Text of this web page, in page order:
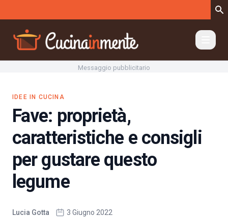
Messaggio pubblicitario
IDEE IN CUCINA
Fave: proprietà,
caratteristiche e consigli
per gustare questo
legume
Lucia Gotta 3 Giugno 2022